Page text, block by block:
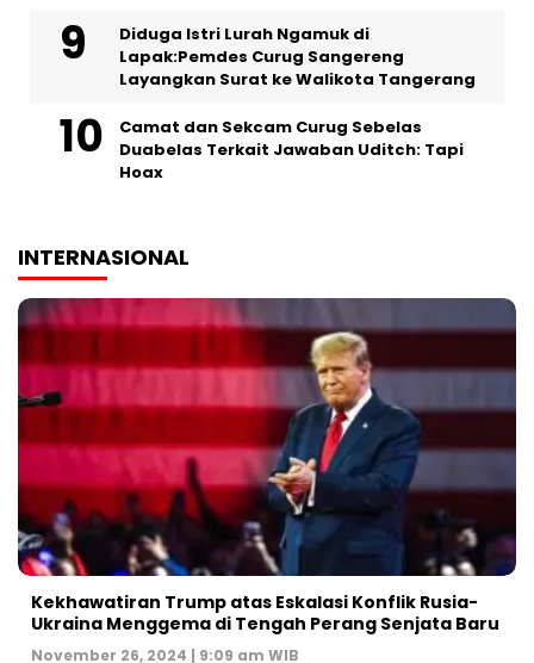
‎Diduga Istri Lurah Ngamuk di
Lapak:Pemdes Curug Sangereng
Layangkan Surat ke Walikota Tangerang
Camat dan Sekcam Curug Sebelas
Duabelas Terkait Jawaban Uditch: Tapi
Hoax
INTERNASIONAL
Kekhawatiran Trump atas Eskalasi Konflik Rusia-
Ukraina Menggema di Tengah Perang Senjata Baru
November 26, 2024 | 9:09 am WIB